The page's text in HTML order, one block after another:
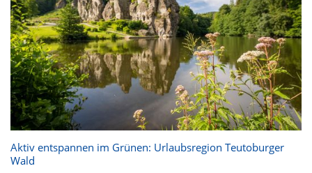
Aktiv entspannen im Grünen: Urlaubsregion Teutoburger
Wald